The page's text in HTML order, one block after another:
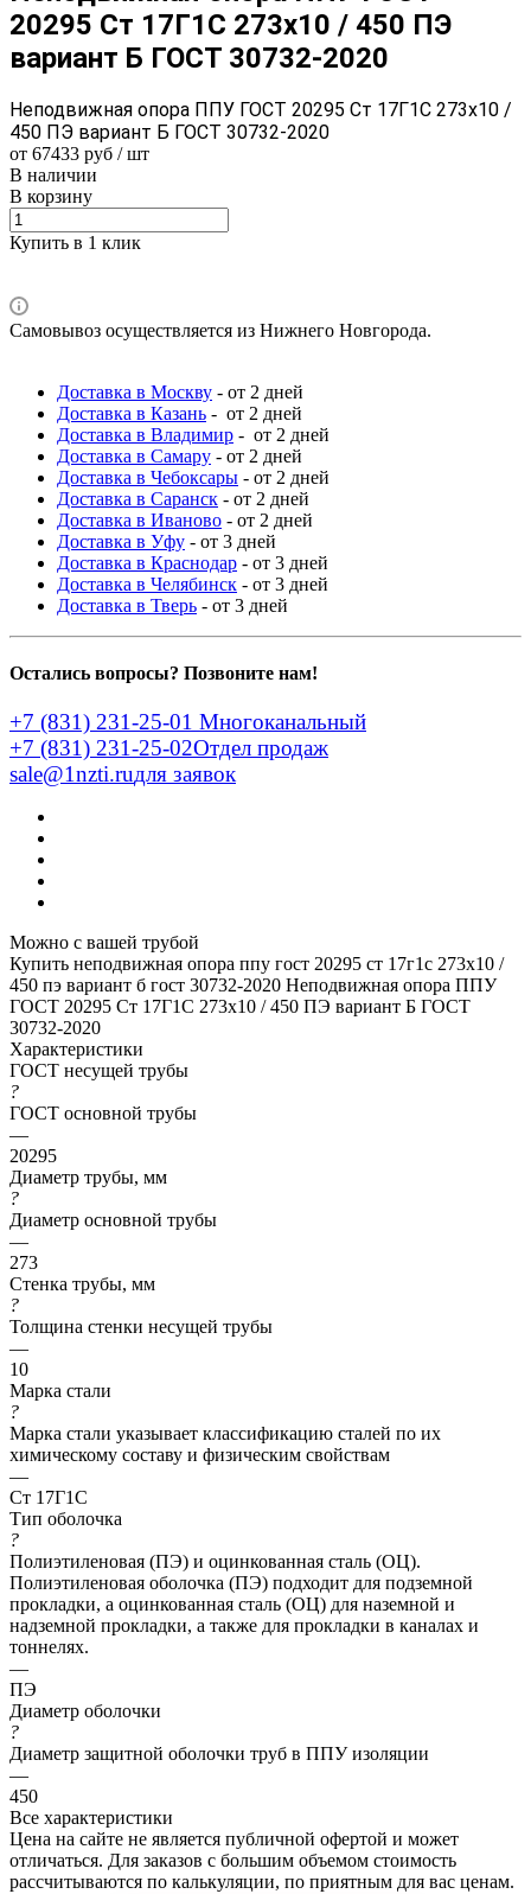
20295 Ст 17Г1С 273x10 / 450 ПЭ
вариант Б ГОСТ 30732-2020
Неподвижная опора ППУ ГОСТ 20295 Ст 17Г1С 273x10 /
450 ПЭ вариант Б ГОСТ 30732-2020
от 67433 руб / шт
В наличии
В корзину
Купить в 1 клик
Самовывоз осуществляется из Нижнего Новгорода.
Доставка в Москву - от 2 дней
Доставка в Казань - от 2 дней
Доставка в Владимир - от 2 дней
Доставка в Самару - от 2 дней
Доставка в Чебоксары - от 2 дней
Доставка в Саранск - от 2 дней
Доставка в Иваново - от 2 дней
Доставка в Уфу - от 3 дней
Доставка в Краснодар - от 3 дней
Доставка в Челябинск - от 3 дней
Доставка в Тверь - от 3 дней
Остались вопросы? Позвоните нам!
+7 (831) 231-25-01 Многоканальный
+7 (831) 231-25-02Отдел продаж
sale@1nzti.ruдля заявок
Можно с вашей трубой
Купить неподвижная опора ппу гост 20295 ст 17г1с 273x10 /
450 пэ вариант б гост 30732-2020 Неподвижная опора ППУ
ГОСТ 20295 Ст 17Г1С 273x10 / 450 ПЭ вариант Б ГОСТ
30732-2020
Характеристики
ГОСТ несущей трубы
?
ГОСТ основной трубы
—
20295
Диаметр трубы, мм
?
Диаметр основной трубы
—
273
Стенка трубы, мм
?
Толщина стенки несущей трубы
—
10
Марка стали
?
Марка стали указывает классификацию сталей по их
химическому составу и физическим свойствам
—
Ст 17Г1С
Тип оболочка
?
Полиэтиленовая (ПЭ) и оцинкованная сталь (ОЦ).
Полиэтиленовая оболочка (ПЭ) подходит для подземной
прокладки, а оцинкованная сталь (ОЦ) для наземной и
надземной прокладки, а также для прокладки в каналах и
тоннелях.
—
ПЭ
Диаметр оболочки
?
Диаметр защитной оболочки труб в ППУ изоляции
—
450
Все характеристики
Цена на сайте не является публичной офертой и может
отличаться. Для заказов с большим объемом стоимость
рассчитываются по калькуляции, по приятным для вас ценам.